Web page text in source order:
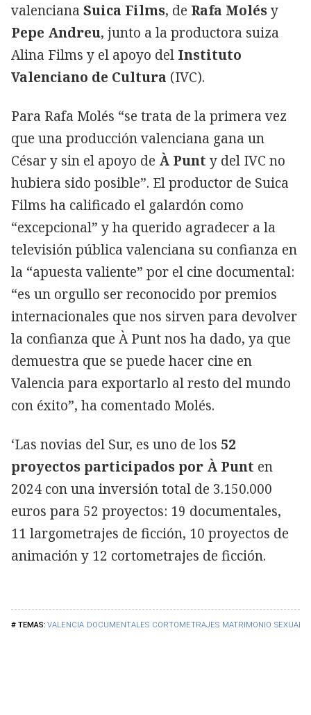
VALENCIA DOCUMENTALES CORTOMETRAJES MATRIMONIO
valenciana Suica Films, de Rafa Molésy
Pepe Andreu, junto a la productora suiza
Alina Films y el apoyo del Instituto
Valenciano de Cultura (IVC).
Para Rafa Molés “se trata de la primera vez
que una producción valenciana gana un
César y sin el apoyo de À Punt y del IVC no
hubiera sido posible”. El productor de Suica
Films ha calificado el galardón como
“excepcional” y ha querido agradecer a la
televisión pública valenciana su confianza en
la “apuesta valiente” por el cine documental:
“es un orgullo ser reconocido por premios
internacionales que nos sirven para devolver
la confianza que À Punt nos ha dado, ya que
demuestra que se puede hacer cine en
Valencia para exportarlo al resto del mundo
con éxito”, ha comentado Molés.
‘Las novias del Sur, es uno de los 52
proyectos participados por À Punt en
2024 con una inversión total de 3.150.000
euros para 52 proyectos: 19 documentales,
11 largometrajes de ficción, 10 proyectos de
animación y 12 cortometrajes de ficción.